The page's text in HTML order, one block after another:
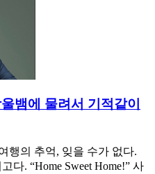
뱀에 물려서 기적같이
행의 추억, 잊을 수가 없다.
다. “Home Sweet Home!” 사